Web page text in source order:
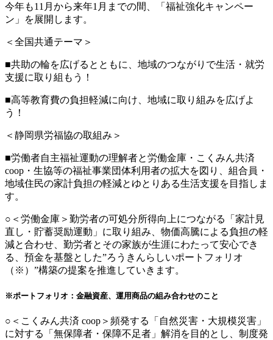
今年も11月から来年1月までの間、「福祉強化キャンペー
ン」を展開します。
＜全国共通テーマ＞
■共助の輪を広げるとともに、地域のつながりで生活・就労
支援に取り組もう！
■高等教育費の負担軽減に向け、地域に取り組みを広げよ
う！
＜静岡県労福協の取組み＞
■労働者自主福祉運動の理解者と労働金庫・こくみん共済
coop・生協等の福祉事業団体利用者の拡大を図り、組合員・
地域住民の家計負担の軽減とゆとりある生活支援を目指しま
す。
○＜労働金庫＞勤労者の可処分所得向上につながる「家計見
直し・貯蓄奨励運動」に取り組み、物価高騰による負担の軽
減と合わせ、勤労者とその家族が生涯にわたって安心でき
る、預金を基盤とした”ろうきんらしいポートフォリオ
（※）”構築の提案を推進していきます。
※ポートフォリオ：金融資産、運用商品の組み合わせのこと
○＜こくみん共済 coop＞頻発する「自然災害・大規模災害」
に対する「無保障者・保障不足者」解消を目的とし、制度発